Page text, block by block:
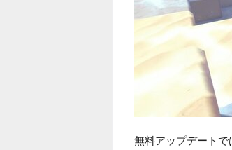
無料アップデート